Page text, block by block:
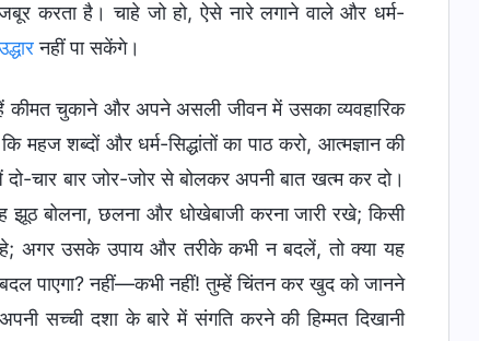
करता है। चाहे जो हो, ऐसे नारे लगाने वाले और धर्म-
नहीं पा सकेंगे।
कीमत चुकाने और अपने असली जीवन में उसका व्यवहारिक
शब्दों और धर्म-सिद्धांतों का पाठ करो, आत्मज्ञान की
चार बार जोर-जोर से बोलकर अपनी बात खत्म कर दो।
बोलना, छलना और धोखेबाजी करना जारी रखे; किसी
रहे; अगर उसके उपाय और तरीके कभी न बदलें, तो क्या यह
पाएगा? नहीं—कभी नहीं! तुम्हें चिंतन कर खुद को जानने
सच्ची दशा के बारे में संगति करने की हिम्मत दिखानी